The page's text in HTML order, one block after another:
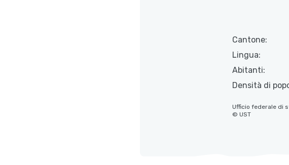
Cantone:
Lingua:
Abitanti:
Densità di
Ufficio federale di
© UST